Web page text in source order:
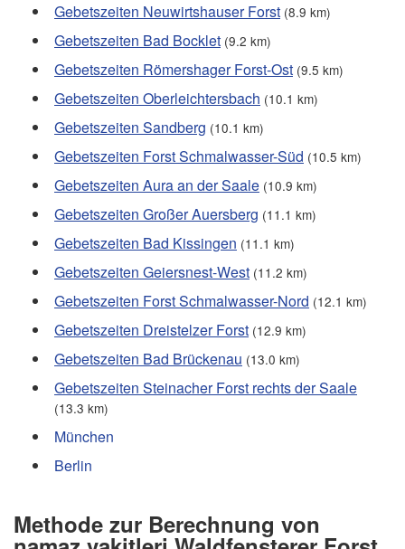
Gebetszeiten Neuwirtshauser Forst (8.9 km)
Gebetszeiten Bad Bocklet (9.2 km)
Gebetszeiten Römershager Forst-Ost (9.5 km)
Gebetszeiten Oberleichtersbach (10.1 km)
Gebetszeiten Sandberg (10.1 km)
Gebetszeiten Forst Schmalwasser-Süd (10.5 km)
Gebetszeiten Aura an der Saale (10.9 km)
Gebetszeiten Großer Auersberg (11.1 km)
Gebetszeiten Bad Kissingen (11.1 km)
Gebetszeiten Geiersnest-West (11.2 km)
Gebetszeiten Forst Schmalwasser-Nord (12.1 km)
Gebetszeiten Dreistelzer Forst (12.9 km)
Gebetszeiten Bad Brückenau (13.0 km)
Gebetszeiten Steinacher Forst rechts der Saale
(13.3 km)
München
Berlin
Methode zur Berechnung von